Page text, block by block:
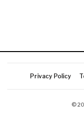
Privacy Policy
©